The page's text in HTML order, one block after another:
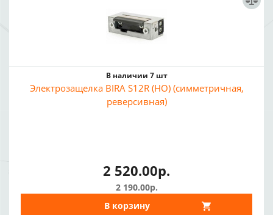
В наличии 7 шт
Электрозащелка BIRA S12R (НО) (симметричная,
реверсивная)
2 520.00р.
2 190.00р.
В корзину